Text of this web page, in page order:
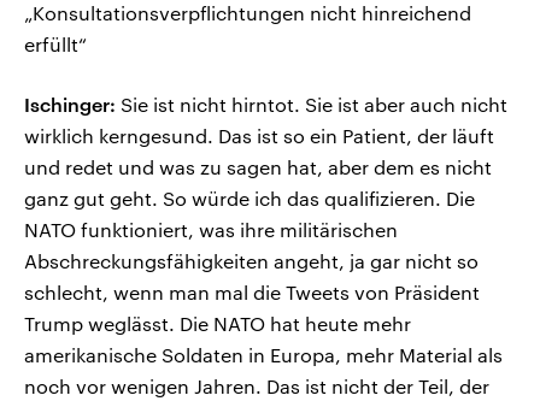
„Konsultationsverpflichtungen nicht hinreichend
erfüllt“
Ischinger: Sie ist nicht hirntot. Sie ist aber auch nicht
wirklich kerngesund. Das ist so ein Patient, der läuft
und redet und was zu sagen hat, aber dem es nicht
ganz gut geht. So würde ich das qualifizieren. Die
NATO funktioniert, was ihre militärischen
Abschreckungsfähigkeiten angeht, ja gar nicht so
schlecht, wenn man mal die Tweets von Präsident
Trump weglässt. Die NATO hat heute mehr
amerikanische Soldaten in Europa, mehr Material als
noch vor wenigen Jahren. Das ist nicht der Teil, der